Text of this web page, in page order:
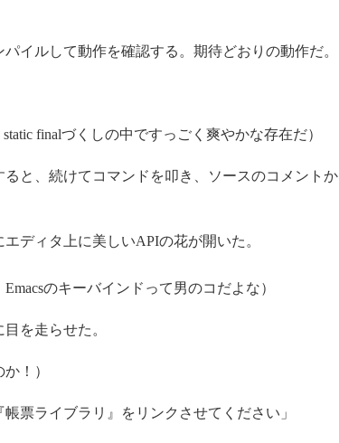
イルして動作を確認する。期待どおりの動作だ。
finalづくしの中ですっごく爽やかな存在だ）
と、続けてコマンドを叩き、ソースのコメントか
ディタ上に美しいAPIの花が開いた。
のキーバインドって男のコだよな）
を走らせた。
！）
票ライブラリ』をリンクさせてください」